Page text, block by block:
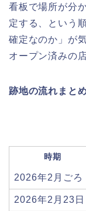
看板で場所が分
定する、という
確定なのか」が
オープン済みの
跡地の流れまと
時期
2026年2月ごろ
2026年2月23日